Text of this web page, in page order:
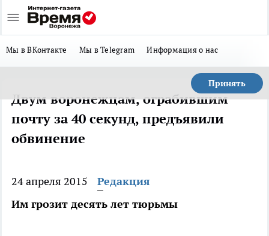
Мы в ВКонтакте Мы в Telegram Информация о нас
Принять
Двум воронежцам, ограбившим
почту за 40 секунд, предъявили
обвинение
24 апреля 2015
Редакция
Им грозит десять лет тюрьмы